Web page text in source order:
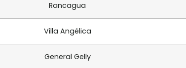
Rancagua
Villa Angélica
General Gelly